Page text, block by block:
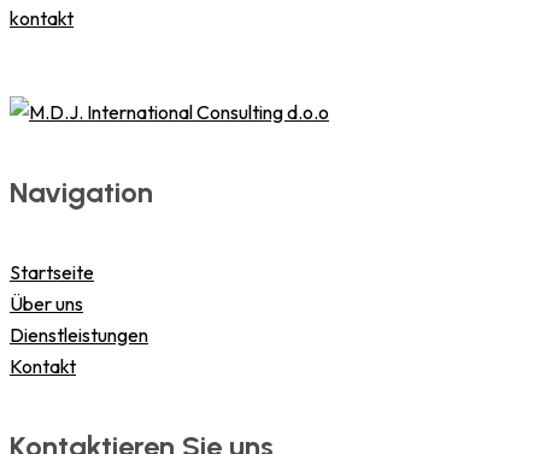
kontakt
Navigation
Startseite
Über uns
Dienstleistungen
Kontakt
Kontaktieren Sie uns